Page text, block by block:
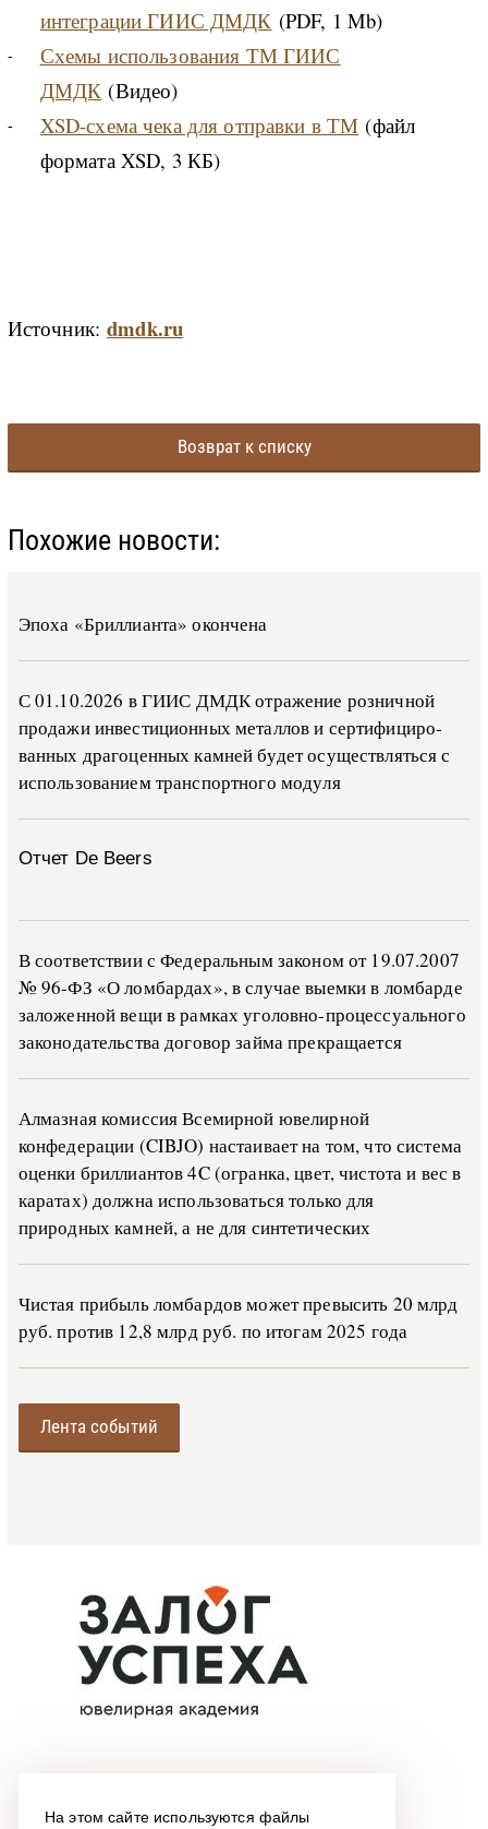
На этом сайте используются файлы
интеграции ГИИС ДМДК (PDF, 1 Mb)
Схемы использования ТМ ГИИС
ДМДК (Видео)
XSD-схема чека для отправки в ТМ (файл
формата XSD, 3 КБ)
Источник:dmdk.ru
Возврат к списку
Похожие новости:
Эпоха «Бриллианта» окончена
С 01.10.2026 в ГИИС ДМДК от­ра­же­ние роз­ни­ч­ной
про­да­жи ин­ве­сти­ци­он­ных ме­тал­лов и сер­ти­фи­ци­ро­
ван­ных дра­го­цен­ных ка­м­ней бу­дет осу­ще­ств­лять­ся с
ис­поль­зо­ва­ни­ем тран­с­пор­т­но­го мо­ду­ля
Отчет De Beers
В со­о­т­вет­ствии с Фе­де­раль­ным за­ко­ном от 19.07.2007
№ 96-ФЗ «О ло­м­бар­дах», в слу­чае вы­е­м­ки в ло­м­бар­де
за­ло­жен­ной ве­щи в ра­м­ках уго­ло­в­но-­про­цес­су­аль­но­го
за­ко­но­да­тель­ства до­го­вор зай­ма пре­кра­ща­ет­ся
Алмазная комиссия Всемирной ювелирной
конфедерации (CIBJO) настаивает на том, что система
оценки бриллиантов 4C (огранка, цвет, чистота и вес в
каратах) должна использоваться только для
природных камней, а не для синтетических
Чистая прибыль ломбардов может превысить 20 млрд
руб. против 12,8 млрд руб. по итогам 2025 года
Лента событий